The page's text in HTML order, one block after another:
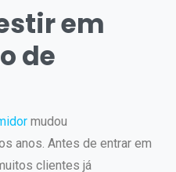
em
de
mudou
anos. Antes de entrar em
clientes já